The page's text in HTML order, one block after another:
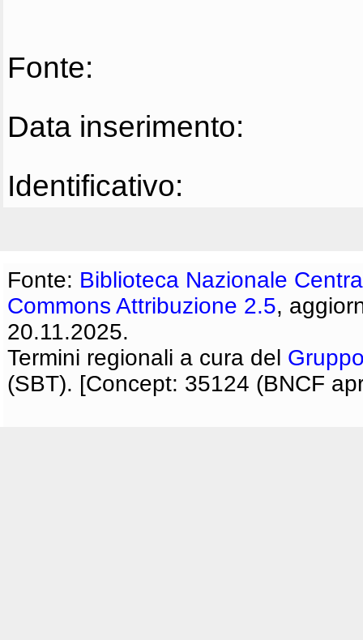
Fonte:
Data inserimento:
Identificativo:
Fonte: Biblioteca Nazionale
Commons Attribuzione 2.5,
20.11.2025.
Termini regionali a cura del
(SBT). [Concept: 35124 (BNCF